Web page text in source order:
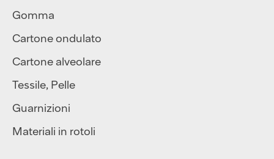
Gomma
Cartone ondulato
Cartone alveolare
Tessile, Pelle
Guarnizioni
Materiali in rotoli